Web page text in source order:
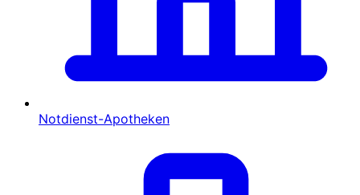
Notdienst-Apotheken